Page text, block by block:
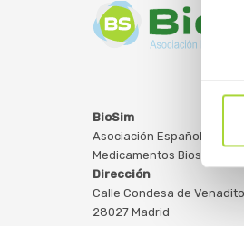
BioSim
Asociación Española de
Medicamentos Biosimilares
Dirección
Calle Condesa de
28027 Madrid